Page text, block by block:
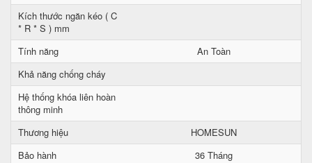
Kích thước ngăn kéo ( C
* R * S ) mm
Tính năng
An Toàn
Khả năng chống cháy
Hệ thống khóa liên hoàn
thông minh
Thương hiệu
HOMESUN
Bảo hành
36 Tháng